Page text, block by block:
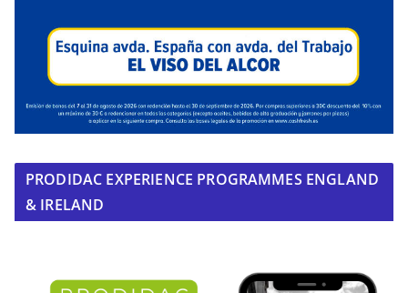
PRODIDAC EXPERIENCE PROGRAMMES ENGLAND
& IRELAND